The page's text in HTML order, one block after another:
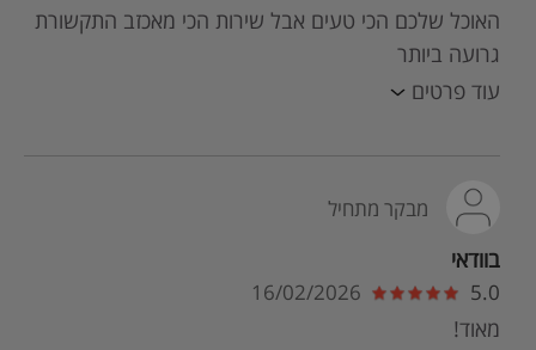
האוכל שלכם הכי טעים אבל שירות הכי מאכזב התקשורת
גרועה ביותר
עוד פרטים
מבקר מתחיל
בוודאי
5.0
16/02/2026
מאוד!